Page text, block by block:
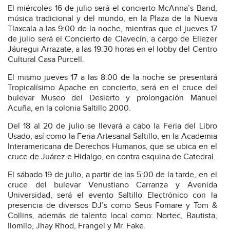
El miércoles 16 de julio será el concierto McAnna’s Band,
música tradicional y del mundo, en la Plaza de la Nueva
Tlaxcala a las 9:00 de la noche, mientras que el jueves 17
de julio será el Concierto de Clavecín, a cargo de Eliezer
Jáuregui Arrazate, a las 19:30 horas en el lobby del Centro
Cultural Casa Purcell.
El mismo jueves 17 a las 8:00 de la noche se presentará
Tropicalísimo Apache en concierto, será en el cruce del
bulevar Museo del Desierto y prolongación Manuel
Acuña, en la colonia Saltillo 2000.
Del 18 al 20 de julio se llevará a cabo la Feria del Libro
Usado, así como la Feria Artesanal Saltillo, en la Academia
Interamericana de Derechos Humanos, que se ubica en el
cruce de Juárez e Hidalgo, en contra esquina de Catedral.
El sábado 19 de julio, a partir de las 5:00 de la tarde, en el
cruce del bulevar Venustiano Carranza y Avenida
Universidad, será el evento Saltillo Electrónico con la
presencia de diversos DJ’s como Seus Fomare y Tom &
Collins, además de talento local como: Nortec, Bautista,
Ilomilo, Jhay Rhod, Frangel y Mr. Fake.